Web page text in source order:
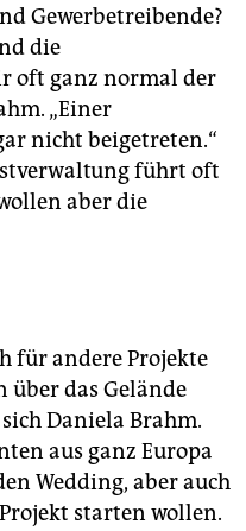
Gewerbetreibende?
die
oft ganz normal der
„Einer
nicht beigetreten.“
führt oft
aber die
für andere Projekte
über das Gelände
Daniela Brahm.
aus ganz Europa
Wedding, aber auch
starten wollen.